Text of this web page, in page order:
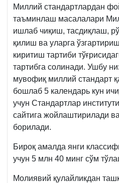
Миллий стандартлардан
таъминлаш масалалари
ишлаб чиқиш, тасдиқлаш,
қилиш ва уларга
киритиш тартиби
тартибга солинади. Ушбу
мувофиқ миллий стандарт
бошлаб 5 календарь кун
учун Стандартлар
сайтига жойлаштирилади
борилади.
Бироқ амалда янги
учун 5 млн 40 минг сўм
Молиявий қулайликдан